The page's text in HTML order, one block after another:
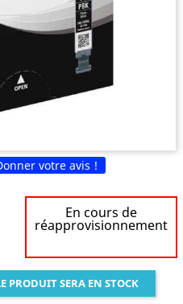
votre avis !
En cours de
réapprovisionnement
PRODUIT SERA EN STOCK